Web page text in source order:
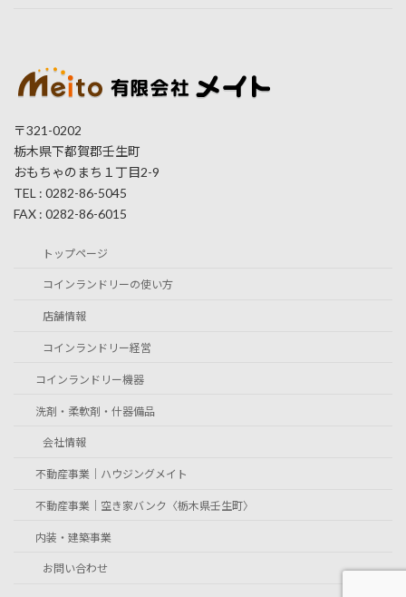
〒321-0202
栃木県下都賀郡壬生町
おもちゃのまち１丁目2-9
TEL : 0282-86-5045
FAX : 0282-86-6015
トップページ
コインランドリーの使い方
店舗情報
コインランドリー経営
コインランドリー機器
洗剤・柔軟剤・什器備品
会社情報
不動産事業｜ハウジングメイト
不動産事業｜空き家バンク〈栃木県壬生町〉
内装・建築事業
お問い合わせ